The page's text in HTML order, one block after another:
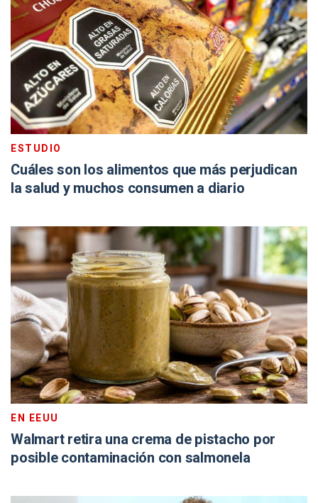
ESTUDIO
Cuáles son los alimentos que más perjudican
la salud y muchos consumen a diario
EN EEUU
Walmart retira una crema de pistacho por
posible contaminación con salmonela